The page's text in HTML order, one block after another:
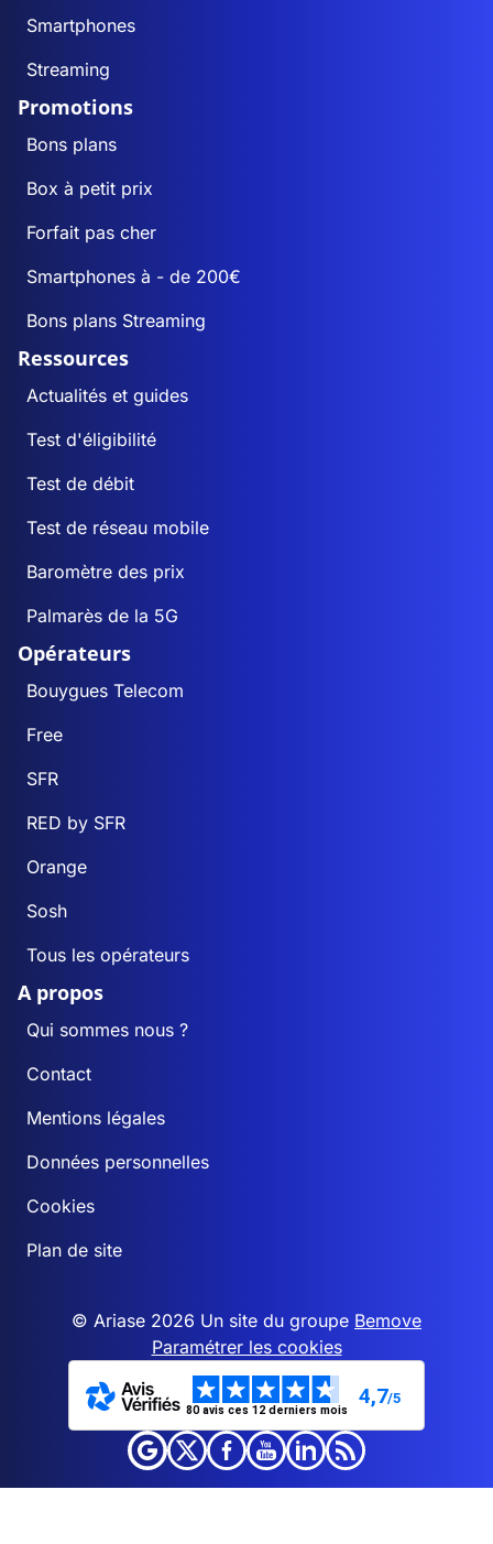
Smartphones
Streaming
Promotions
Bons plans
Box à petit prix
Forfait pas cher
Smartphones à - de 200€
Bons plans Streaming
Ressources
Actualités et guides
Test d'éligibilité
Test de débit
Test de réseau mobile
Baromètre des prix
Palmarès de la 5G
Opérateurs
Bouygues Telecom
Free
SFR
RED by SFR
Orange
Sosh
Tous les opérateurs
A propos
Qui sommes nous ?
Contact
Mentions légales
Données personnelles
Cookies
Plan de site
© Ariase 2026 Un site du groupe Bemove
Paramétrer les cookies
80 avis ces 12 derniers mois
4,7/5